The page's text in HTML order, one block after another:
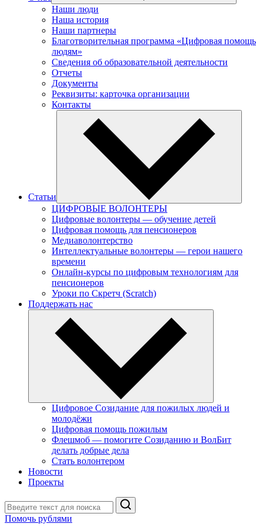
Наши люди
Наша история
Наши партнеры
Благотворительная программа «Цифровая помощь
людям»
Сведения об образовательной деятельности
Отчеты
Документы
Реквизиты: карточка организации
Контакты
Статьи
ЦИФРОВЫЕ ВОЛОНТЕРЫ
Цифровые волонтеры — обучение детей
Цифровая помощь для пенсионеров
Медиаволонтерство
Интеллектуальные волонтеры — герои нашего
времени
Онлайн-курсы по цифровым технологиям для
пенсионеров
Уроки по Скретч (Scratch)
Поддержать нас
Цифровое Созидание для пожилых людей и
молодёжи
Цифровая помощь пожилым
Флешмоб — помогите Созиданию и ВолБит
делать добрые дела
Стать волонтером
Новости
Проекты
Поиск
Помочь рублями